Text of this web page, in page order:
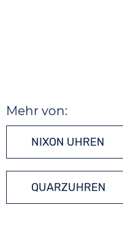
Mehr von:
NIXON UHREN
QUARZUHREN